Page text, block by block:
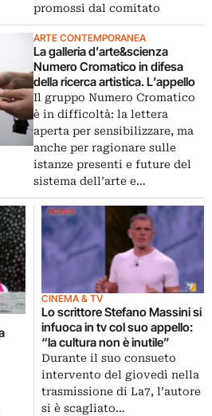
promossi dal comitato
ARTE CONTEMPORANEA
La galleria d’arte&scienza
Numero Cromatico in difesa
della ricerca artistica. L’appello
Il gruppo Numero Cromatico
è in difficoltà: la lettera
aperta per sensibilizzare, ma
anche per ragionare sulle
istanze presenti e future del
sistema dell’arte e…
CINEMA & TV
Lo scrittore Stefano Massini si
infuoca in tv col suo appello:
“la cultura non è inutile”
Durante il suo consueto
intervento del giovedì nella
trasmissione di La7, l’autore
si è scagliato…